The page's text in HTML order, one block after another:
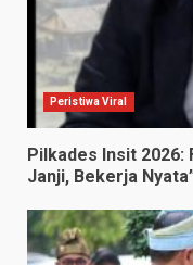
Peristiwa Viral
Pilkades Insit 2026:
Janji, Bekerja